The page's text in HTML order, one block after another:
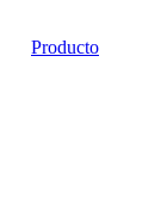
Producto